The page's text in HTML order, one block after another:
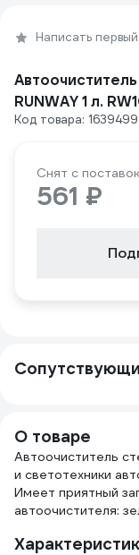
Написать
RUNWAY 1 л.
Код товара:
Снят с
561 ₽
О товаре
Автоочиститель
и светотехники
Имеет приятный
автоочистителя: